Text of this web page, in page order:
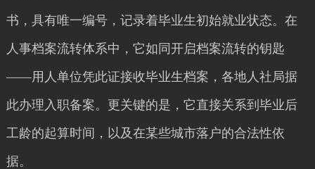
书，具有唯一编号，记录着毕业生初始就业状态。在
人事档案流转体系中，它如同开启档案流转的钥匙
——用人单位凭此证接收毕业生档案，各地人社局据
此办理入职备案。更关键的是，它直接关系到毕业后
工龄的起算时间，以及在某些城市落户的合法性依
据。